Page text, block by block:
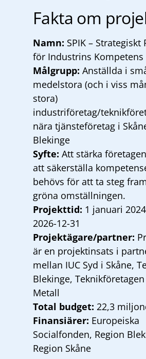
Fakta om
Namn: SPIK – Strategiskt
för Industrins Kompetens
Målgrupp: Anställda i
medelstora (och i viss
stora)
industriföretag/
nära tjänsteföretag i
Blekinge
Syfte: Att stärka
att säkerställa
behövs för att ta steg
gröna omställningen.
Projekttid: 1 januari
2026-12-31
Projektägare/partner:
är en projektinsats i
mellan IUC Syd i Skåne,
Blekinge,
Metall
Total budget: 22,3
Finansiärer: Europeiska
Socialfonden, Region
Region Skåne